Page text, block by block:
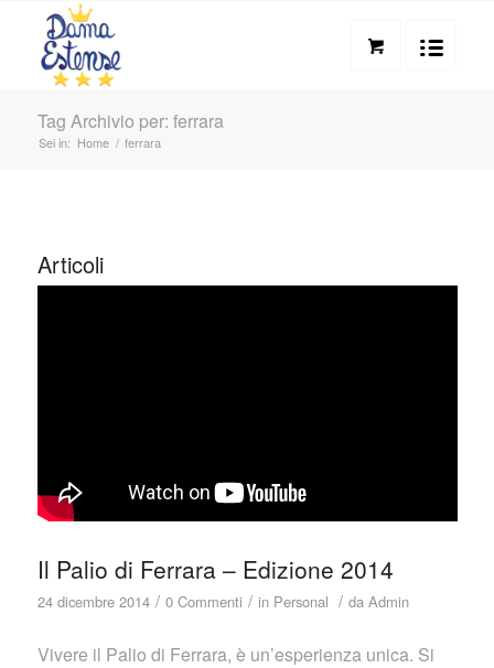
Tag Archivio per: ferrara
Sei in: Home / ferrara
Articoli
Il Palio di Ferrara – Edizione 2014
24 dicembre 2014 / 0 Commenti / in Personal / da Admin
Vivere il Palio di Ferrara, è un’esperienza unica. Si